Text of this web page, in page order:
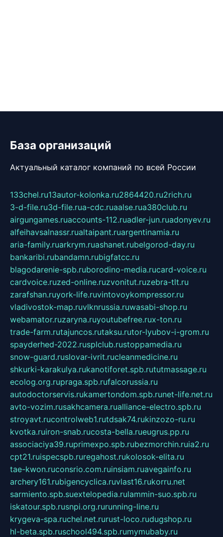
База организаций
Актуальный каталог компаний по всей России
133chel.ru13autor-kolonka.ru2864420.ru2rich.ru
3-d-file.ru3d-file.rua-cdc.ruaalse.rua380club.ru
airgungames.ruaccounts-112.ruadler-jun.ruadonyev.ru
alfeihavsalnassr.rualtaipant.ruargentinamia.ru
aria-family.ruarkrym.ruashanet.rubelgorod-day.ru
bankaribi.rubandamn.rubigfatcc.ru
blagodarenie-spb.ruborodino-media.rucard-voice.ru
cardvoice.ruzed-online.ruzvonitut.ruzebra-tlt.ru
zarafshan.ruyork-life.ruvintovoykompressor.ru
vladivostok-map.ruvlknrussia.ruwasabi-shop.ru
webamator.ruzaryna.ruyoutubefree.rux-ton.ru
trade-farm.rutajuncos.rutaksu.rutor-lyubov-i-grom.ru
spayderhed-2022.rusplclub.rustoppamedia.ru
snow-guard.ruslovar-ivrit.rucleanmedicine.ru
shkurki-karakulya.rukanotiforet.spb.rututmassage.ru
ecolog.org.rupraga.spb.rufalcorussia.ru
autodoctorservis.rukamertondom.spb.runet-life.net.ru
avto-vozim.rusakhcamera.rualliance-electro.spb.ru
stroyavt.rucontrolweb1.rutdsak74.rukinzozo-ru.ru
kvotka.ruiron-snab.rucosta-bella.rueugrus.pp.ru
associaciya39.ruprimexpo.spb.rubezmorchin.ruia2.ru
cpt21.ruispecspb.ruregahost.rukolosok-elita.ru
tae-kwon.ruconsrio.com.ruinsiam.ruavegainfo.ru
archery161.rubigencyclica.ruvlast16.rukorru.net
sarmiento.spb.suextelopedia.rulammin-suo.spb.ru
iskatour.spb.rusnpi.org.rurunning-line.ru
krygeva-spa.ruchel.net.rurust-loco.rudugshop.ru
hl-beta.spb.ruschool494.spb.rumymubaby.ru